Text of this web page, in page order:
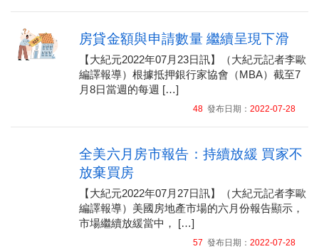
房貸金額與申請數量 繼續呈現下滑
【大紀元2022年07月23日訊】（大紀元記者李歐
編譯報導）根據抵押銀行家協會（MBA）截至7
月8日當週的每週 […]
48發布日期： 2022-07-28
全美六月房市報告：持續放緩 買家不
放棄買房
【大紀元2022年07月27日訊】（大紀元記者李歐
編譯報導）美國房地產市場的六月份報告顯示，
市場繼續放緩當中， […]
57 發布日期： 2022-07-28